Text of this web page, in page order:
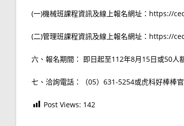
(一)機械班課程資訊及線上報名網址：https://
(二)管理班課程資訊及線上報名網址：https://
六、報名期間： 即日起至112年8月15日或50人
七、洽詢電話：（05）631-5254或虎科好棒棒
Post Views: 142